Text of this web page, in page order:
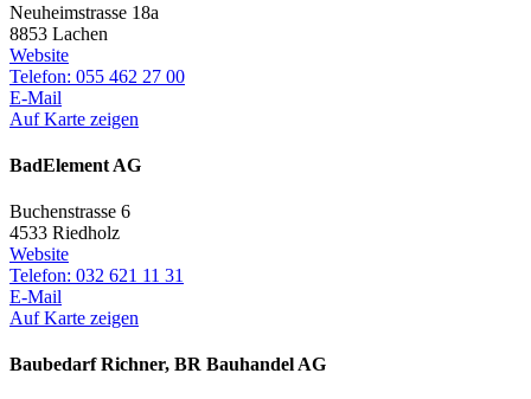
Neuheimstrasse 18a
8853 Lachen
Website
Telefon: 055 462 27 00
E-Mail
Auf Karte zeigen
BadElement AG
Buchenstrasse 6
4533 Riedholz
Website
Telefon: 032 621 11 31
E-Mail
Auf Karte zeigen
Baubedarf Richner, BR Bauhandel AG